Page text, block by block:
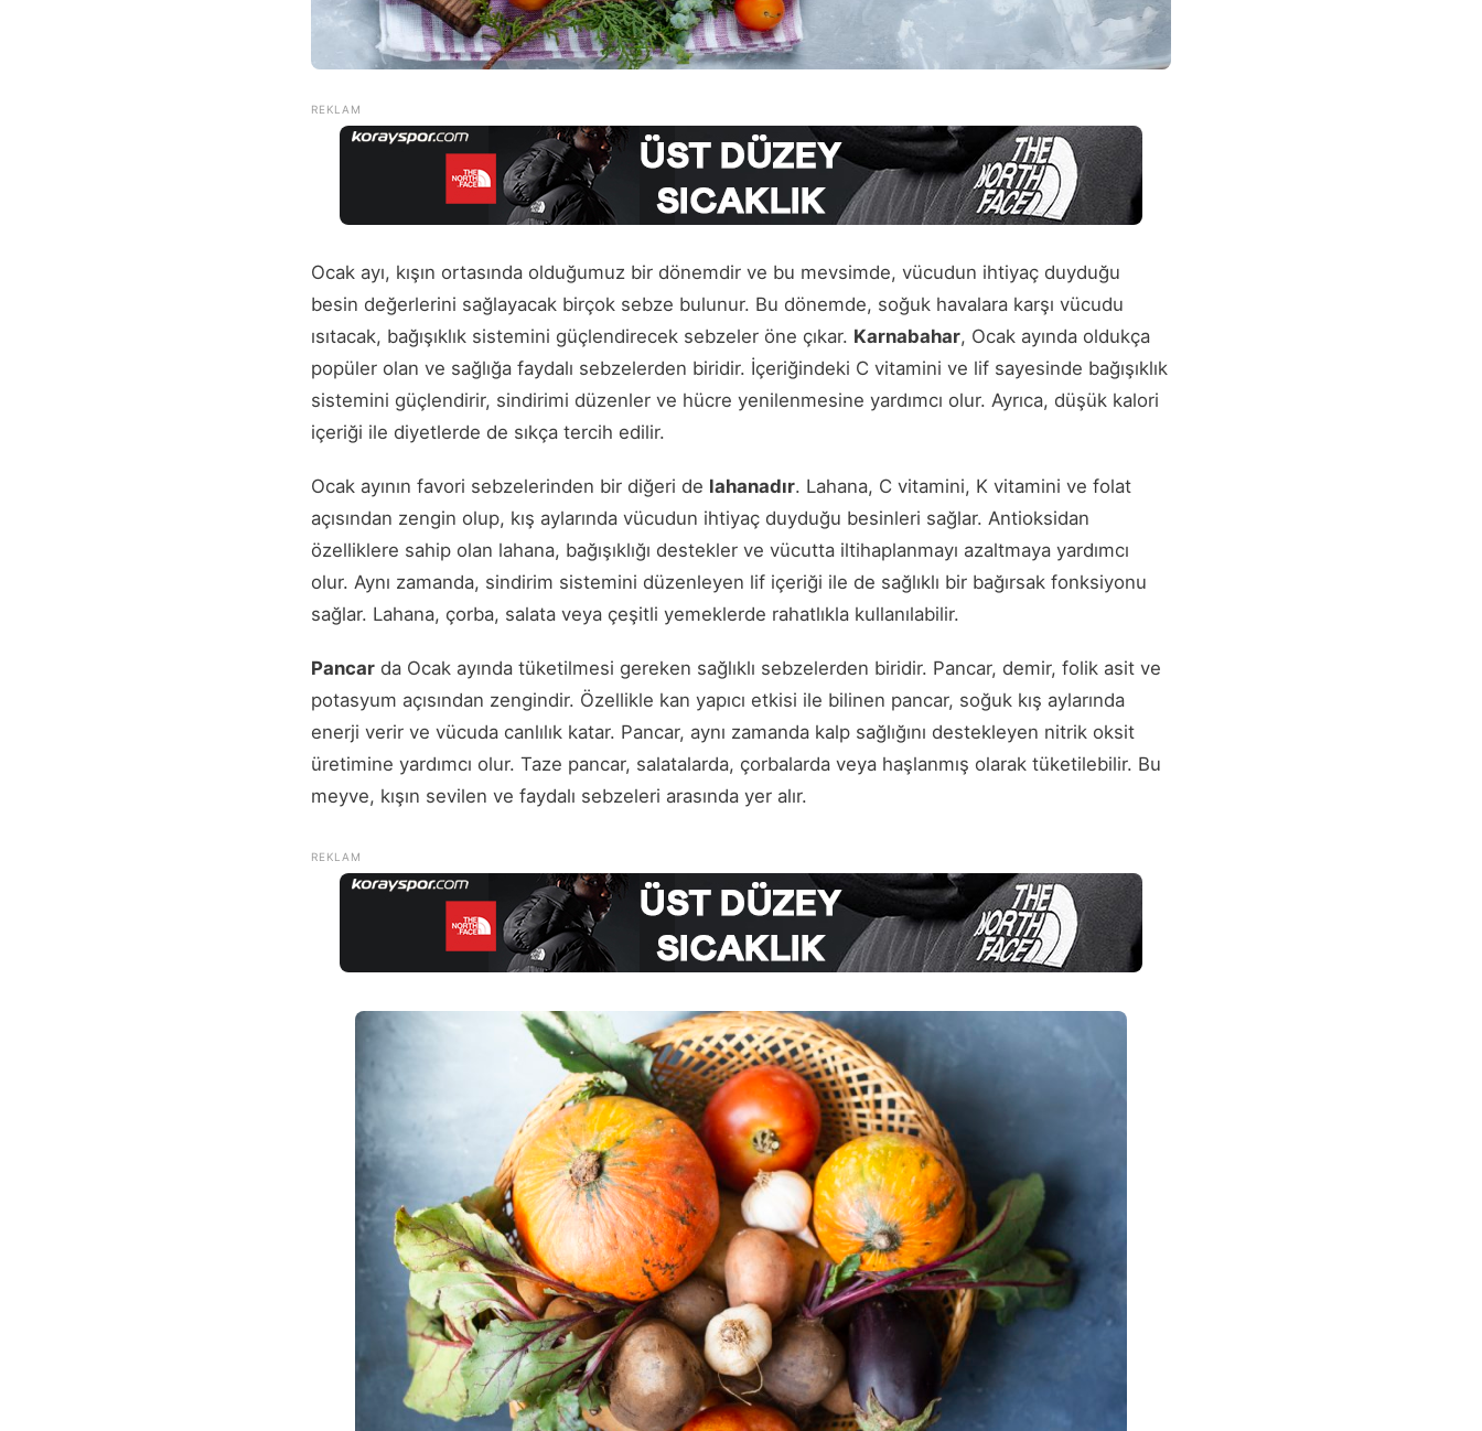
Ocak ayı, kışın ortasında olduğumuz bir dönemdir ve bu mevsimde, vücudun ihtiyaç duyduğu
besin değerlerini sağlayacak birçok sebze bulunur. Bu dönemde, soğuk havalara karşı vücudu
ısıtacak, bağışıklık sistemini güçlendirecek sebzeler öne çıkar. Karnabahar, Ocak ayında oldukça
popüler olan ve sağlığa faydalı sebzelerden biridir. İçeriğindeki C vitamini ve lif sayesinde bağışıklık
sistemini güçlendirir, sindirimi düzenler ve hücre yenilenmesine yardımcı olur. Ayrıca, düşük kalori
içeriği ile diyetlerde de sıkça tercih edilir.
Ocak ayının favori sebzelerinden bir diğeri de lahanadır. Lahana, C vitamini, K vitamini ve folat
açısından zengin olup, kış aylarında vücudun ihtiyaç duyduğu besinleri sağlar. Antioksidan
özelliklere sahip olan lahana, bağışıklığı destekler ve vücutta iltihaplanmayı azaltmaya yardımcı
olur. Aynı zamanda, sindirim sistemini düzenleyen lif içeriği ile de sağlıklı bir bağırsak fonksiyonu
sağlar. Lahana, çorba, salata veya çeşitli yemeklerde rahatlıkla kullanılabilir.
Pancar da Ocak ayında tüketilmesi gereken sağlıklı sebzelerden biridir. Pancar, demir, folik asit ve
potasyum açısından zengindir. Özellikle kan yapıcı etkisi ile bilinen pancar, soğuk kış aylarında
enerji verir ve vücuda canlılık katar. Pancar, aynı zamanda kalp sağlığını destekleyen nitrik oksit
üretimine yardımcı olur. Taze pancar, salatalarda, çorbalarda veya haşlanmış olarak tüketilebilir. Bu
meyve, kışın sevilen ve faydalı sebzeleri arasında yer alır.